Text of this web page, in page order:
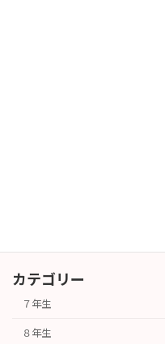
カテゴリー
７年生
８年生